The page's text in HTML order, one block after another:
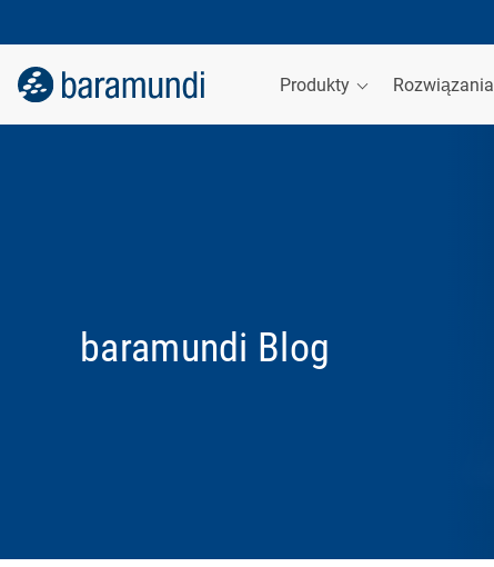
Produkty Rozwiązania
baramundi Blog